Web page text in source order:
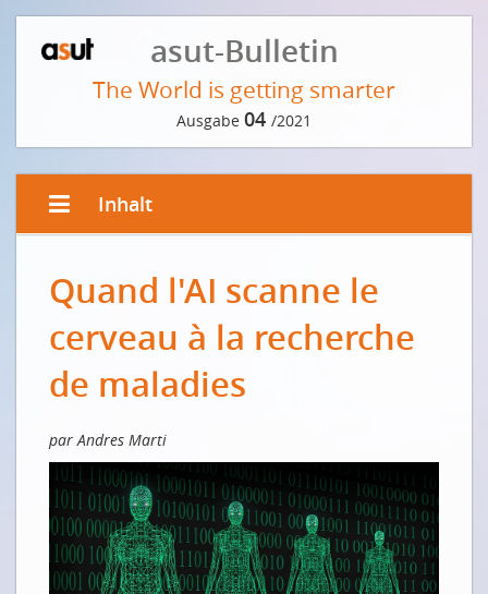
asut-Bulletin
The World is getting smarter
Ausgabe 04 /2021
Inhalt
Der Weg zur Innovation führt über die Cloud
Le chemin vers l’innovation passe par le cloud
Was der Intelligenz zugrunde liegt
EDGE- UND CLOUD COMPUTING
Eine «smarte» Fabrik braucht Rechenleistung vor Ort
KI UND DEEP LEARNING
Eine Kürzestgeschichte des Deep Learnings
KI wozu? Die Liste ist lang...
Quand l'AI scanne le
cerveau à la recherche
de maladies
par Andres Marti